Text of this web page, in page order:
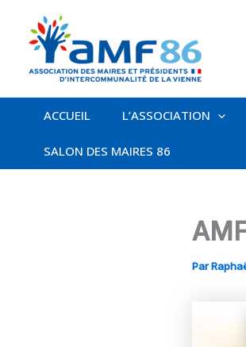
contenu
ACCUEIL L’ASSOCIATION
SALON DES MAIRES 86
Par